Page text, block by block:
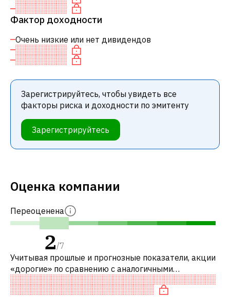
Фактор доходности
Очень низкие или нет дивидендов
Зарегистрируйтесь, чтобы увидеть все
факторы риска и доходности по эмитенту
Зарегистрируйтесь
Оценка компании
Переоценена
2/7
Учитывая прошлые и прогнозные показатели, акции
«дорогие» по сравнению с аналогичными
компаниями. В частности, акция компании разумно
оценена по P/E, справедливо оценена